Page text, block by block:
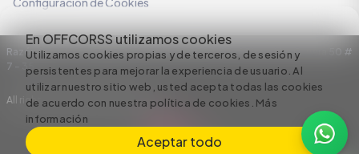
En OFFCORSS utilizamos cookies
Utilizamos cookies propias y de terceros, de sesión y
persistentes para mejorar la experiencia de usuario. Al
utilizar nuestro sitio web, usted acepta todas las cookies
de acuerdo con nuestra política de cookies. Más
información
Aceptar todo
Razón Social: C.I HERMECO S.A. NIT: 890924167-6 Dirección: Carrera 50 #
7 – 35
All rights reserved empowered by